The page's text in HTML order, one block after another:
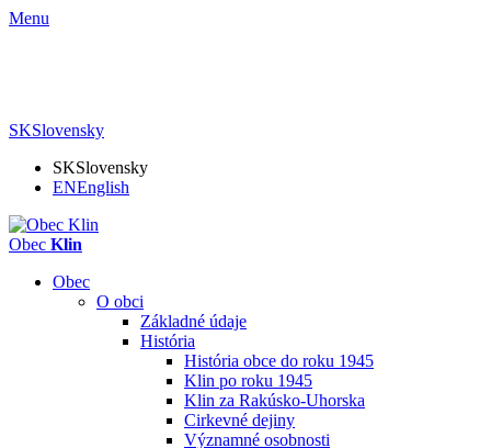
Menu
SKSlovensky
SKSlovensky
ENEnglish
Obec Klin
Obec
O obci
Základné údaje
História
História obce do roku 1945
Klin po roku 1945
Klin za Rakúsko-Uhorska
Cirkevné dejiny
Významné osobnosti